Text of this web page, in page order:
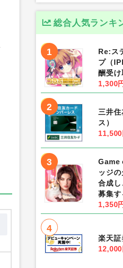
総合人気ランキ
1
Re:ス
プ（
酬受
1,300
2
三井
ス）
11,500
3
Game
ッジ
合成し
募集
1,350
4
楽天証
12,000